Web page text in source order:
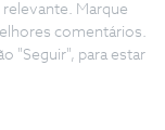
Marque
comentários.
"Seguir", para estar